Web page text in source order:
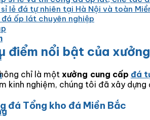
lẻ đá tự nhiên tại Hà Nội và toàn
ốp lát chuyên nghiệp
điểm nổi bật của
chỉ là mộtxưởng cung cấp đá
kinh nghiệm, chúng tôi đã xây
đá Tổng kho đá Miền Bắc